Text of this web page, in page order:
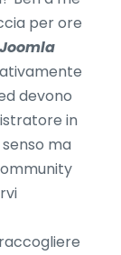
per ore
Joomla
devono
in
ma